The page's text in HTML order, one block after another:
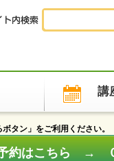
講
タン」をご利用ください。
こちら → ０６